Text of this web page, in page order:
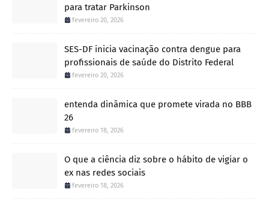
para tratar Parkinson
fevereiro 20, 2026
SES-DF inicia vacinação contra dengue para
profissionais de saúde do Distrito Federal
fevereiro 20, 2026
entenda dinâmica que promete virada no BBB
26
fevereiro 18, 2026
O que a ciência diz sobre o hábito de vigiar o
ex nas redes sociais
fevereiro 18, 2026